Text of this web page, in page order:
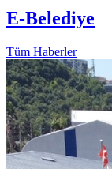
E-Belediye
Tüm Haberler